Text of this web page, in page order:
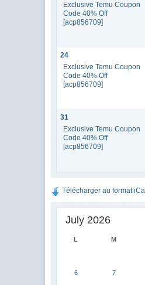
Exclusive Temu Coupon
Code 40% Off
[acp856709]
24
Exclusive Temu Coupon
Code 40% Off
[acp856709]
31
Exclusive Temu Coupon
Code 40% Off
[acp856709]
Télécharger au format iCal
July 2026
L M
6 7